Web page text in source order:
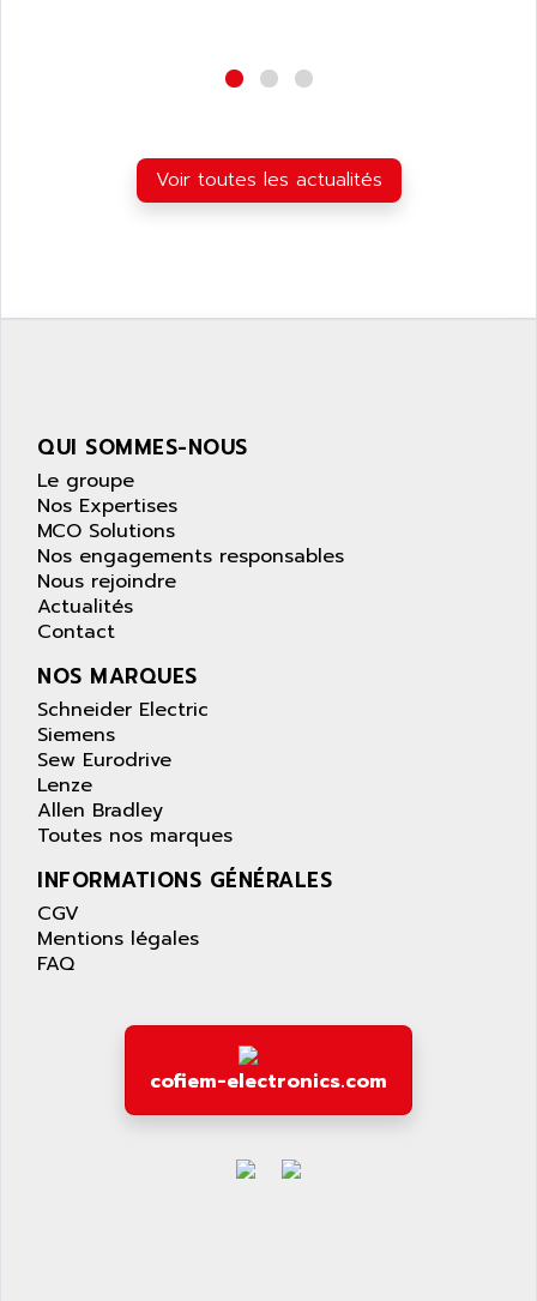
Voir toutes les actualités
QUI SOMMES-NOUS
Le groupe
Nos Expertises
MCO Solutions
Nos engagements responsables
Nous rejoindre
Actualités
Contact
NOS MARQUES
Schneider Electric
Siemens
Sew Eurodrive
Lenze
Allen Bradley
Toutes nos marques
INFORMATIONS GÉNÉRALES
CGV
Mentions légales
FAQ
cofiem-electronics.com